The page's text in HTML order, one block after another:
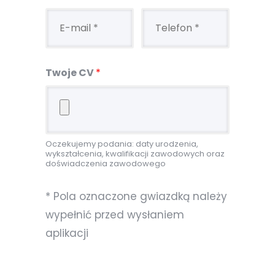
Twoje CV*
Oczekujemy podania: daty urodzenia,
wykształcenia, kwalifikacji zawodowych oraz
doświadczenia zawodowego
* Pola oznaczone gwiazdką należy
wypełnić przed wysłaniem
aplikacji